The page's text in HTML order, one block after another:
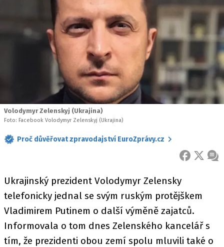
Volodymyr Zelenskyj (Ukrajina)
Foto: Facebook Volodymyr Zelenskyj (Ukrajina)
Proč důvěřovat zpravodajství EuroZprávy.cz
FACEBOOK
X
Ukrajinský prezident Volodymyr Zelensky
telefonicky jednal se svým ruským protějškem
Vladimirem Putinem o další výměně zajatců.
Informovala o tom dnes Zelenského kancelář s
tím, že prezidenti obou zemí spolu mluvili také o